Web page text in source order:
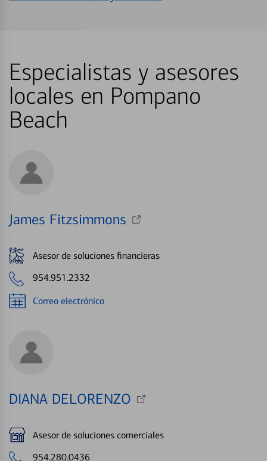
Especialistas y asesores
locales en Pompano
Beach
James Fitzsimmons
Asesor de soluciones financieras
954.951.2332
Correo electrónico
DIANA DELORENZO
Asesor de soluciones comerciales
954.280.0436